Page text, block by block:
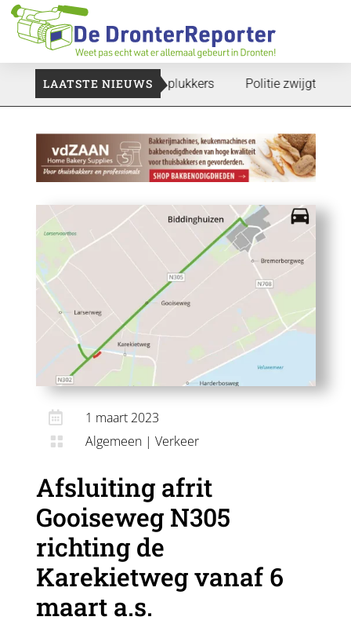
LAATSTE NIEUWS
Voedselbank zoekt plukkers Politie zwijgt nog over
 1 maart 2023
 Algemeen | Verkeer
Afsluiting afrit
Gooiseweg N305
richting de
Karekietweg vanaf 6
maart a.s.